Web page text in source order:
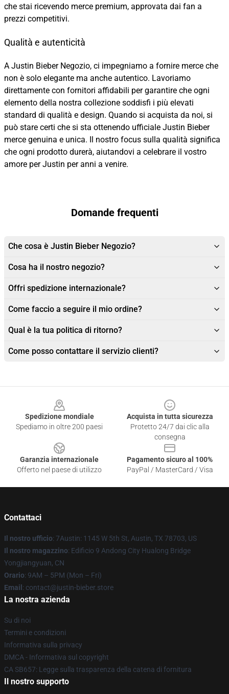
che stai ricevendo merce premium, approvata dai fan a
prezzi competitivi.
Qualità e autenticità
A Justin Bieber Negozio, ci impegniamo a fornire merce che
non è solo elegante ma anche autentico. Lavoriamo
direttamente con fornitori affidabili per garantire che ogni
elemento della nostra collezione soddisfi i più elevati
standard di qualità e design. Quando si acquista da noi, si
può stare certi che si sta ottenendo ufficiale Justin Bieber
merce genuina e unica. Il nostro focus sulla qualità significa
che ogni prodotto durerà, aiutandovi a celebrare il vostro
amore per Justin per anni a venire.
Domande frequenti
Che cosa è Justin Bieber Negozio?
Cosa ha il nostro negozio?
Offri spedizione internazionale?
Come faccio a seguire il mio ordine?
Qual è la tua politica di ritorno?
Come posso contattare il servizio clienti?
Spedizione mondiale
Spediamo in oltre 200 paesi
Acquista in tutta sicurezza
Protetto 24/7 dai clic alla
consegna
Garanzia internazionale
Offerto nel paese di utilizzo
Pagamento sicuro al 100%
PayPal / MasterCard / Visa
Contattaci
Il nostro ufficio: 7Austin: 1145 W 5th St, Austin, TX 78703, US
Il nostro magazzino: Edificio 9 Andong City Hualong Bridge
Yongjiangyuan, CN
Orario: 9AM – 5PM (Mon – Fri)
Email : contact@justin-bieber.store
La nostra azienda
Su di noi
Termini e condizioni
Informativa sulla privacy
DMCA - Informativa sul copyright
CA SB657: Legge sulla trasparenza della catena di fornitura
Il nostro supporto